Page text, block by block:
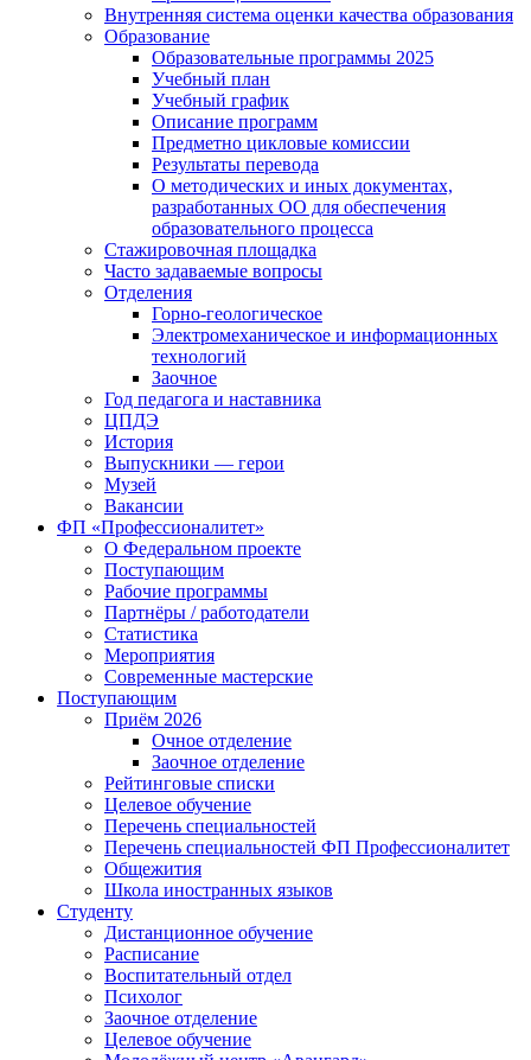
Внутренняя система оценки качества образования
Образование
Образовательные программы 2025
Учебный план
Учебный график
Описание программ
Предметно цикловые комиссии
Результаты перевода
О методических и иных документах,
разработанных ОО для обеспечения
образовательного процесса
Стажировочная площадка
Часто задаваемые вопросы
Отделения
Горно-геологическое
Электромеханическое и информационных
технологий
Заочное
Год педагога и наставника
ЦПДЭ
История
Выпускники — герои
Музей
Вакансии
ФП «Профессионалитет»
О Федеральном проекте
Поступающим
Рабочие программы
Партнёры / работодатели
Статистика
Мероприятия
Современные мастерские
Поступающим
Приём 2026
Очное отделение
Заочное отделение
Рейтинговые списки
Целевое обучение
Перечень специальностей
Перечень специальностей ФП Профессионалитет
Общежития
Школа иностранных языков
Студенту
Дистанционное обучение
Расписание
Воспитательный отдел
Психолог
Заочное отделение
Целевое обучение